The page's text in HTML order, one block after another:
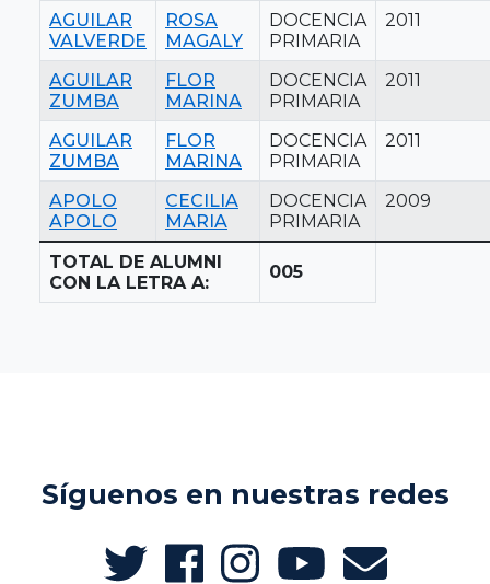
AGUILAR
VALVERDE
ROSA
MAGALY
DOCENCIA
PRIMARIA
2011
AGUILAR
ZUMBA
FLOR
MARINA
DOCENCIA
PRIMARIA
2011
AGUILAR
ZUMBA
FLOR
MARINA
DOCENCIA
PRIMARIA
2011
APOLO
APOLO
CECILIA
MARIA
DOCENCIA
PRIMARIA
2009
TOTAL DE ALUMNI
CON LA LETRA A:
005
Síguenos en nuestras redes